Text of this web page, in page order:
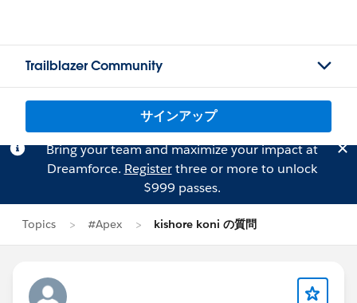
Trailblazer Community
サインアップ
Bring your team and maximize your impact at
Dreamforce. Registerthree or more to unlock
$999 passes.
Topics #Apex kishore koni の質問